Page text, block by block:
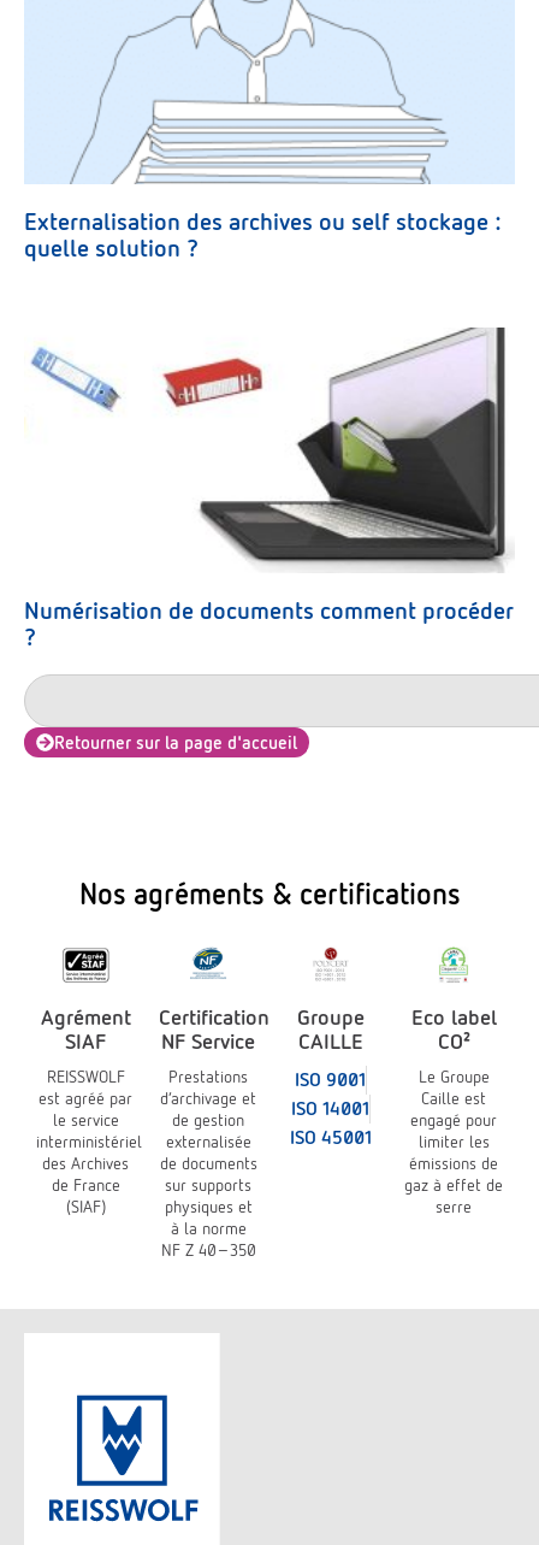
Externalisation des archives ou self stockage :
quelle solution ?
Numérisation de documents comment procéder
?
Retourner sur la page d'accueil
Nos agréments & certifications
Agrément
SIAF
REISSWOLF
est agréé par
le service
interministériel
des Archives
de France
(SIAF)
Certification
NF Service
Prestations
d’archivage et
de gestion
externalisée
de documents
sur supports
physiques et
à la norme
NF Z 40-350
Groupe
CAILLE
ISO 9001
ISO 14001
ISO 45001
Eco label
CO²
Le Groupe
Caille est
engagé pour
limiter les
émissions de
gaz à effet de
serre